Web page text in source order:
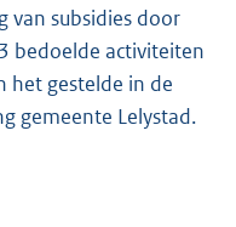
van subsidies door
bedoelde activiteiten
het gestelde in de
gemeente Lelystad.